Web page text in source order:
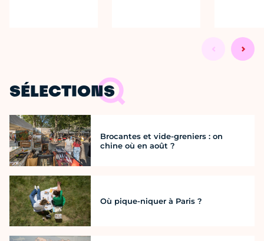
SÉLECTIONS
Brocantes et vide-greniers : on
chine où en août ?
Où pique-niquer à Paris ?